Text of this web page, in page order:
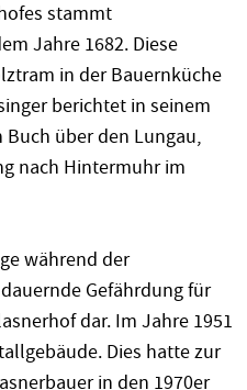
stammt
Jahre 1682. Diese
in der Bauernküche
berichtet in seinem
Buch über den Lungau,
nach Hintermuhr im
während der
Gefährdung für
dar. Im Jahre 1951
Dies hatte zur
in den 1970er